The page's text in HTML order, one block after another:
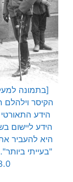
[בתמונה
הידע התאורטי
הידע ליישום
היא להעביר